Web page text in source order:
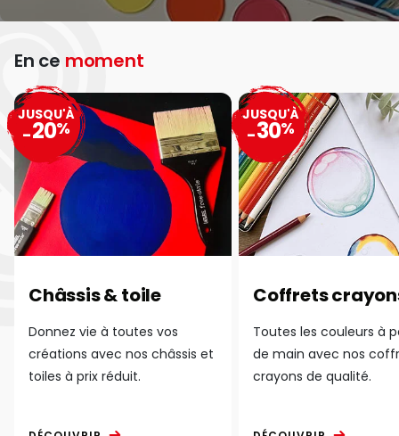
En ce moment
Châssis & toile
Donnez vie à toutes vos
créations avec nos châssis et
toiles à prix réduit.
JUSQU'À
-20%
Coffrets
Toutes les couleurs à
de main avec nos
crayons de qualité.
JUSQU'À
-30%